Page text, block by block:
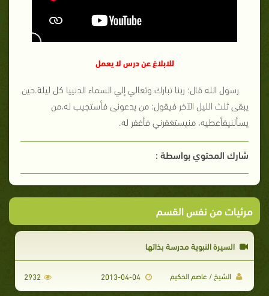
للابلاغ عن درس لا يعمل
رسول الله قال: ربنا تبارك وتعالي إلي السماء الدنييا كل ليلة.حين
يبقى ثلث الليل الآخر فيقول: من يدعونى فأستجيب له،من
يسألنيفأعطيه، منيستغفرني فأغفر له.
شارك المحتوي بواسطة :
مرئيات من نفس القسم
السيرة النبوية مدرسة بذاتها
الشيخ / عاصم الحكيم 2013-04-04
2932